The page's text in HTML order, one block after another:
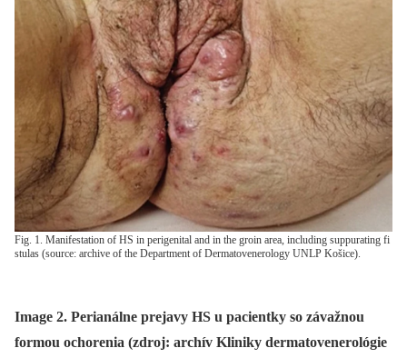
Fig. 1. Manifestation of HS in perigenital and in the groin area, including suppurating fi
stulas (source: archive of the Department of Dermatovenerology UNLP Košice).
Image 2. Perianálne prejavy HS u pacientky so závažnou
formou ochorenia (zdroj: archív Kliniky dermatovenerológie